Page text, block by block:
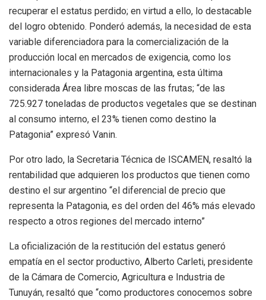
recuperar el estatus perdido; en virtud a ello, lo destacable
del logro obtenido. Ponderó además, la necesidad de esta
variable diferenciadora para la comercialización de la
producción local en mercados de exigencia, como los
internacionales y la Patagonia argentina, esta última
considerada Área libre moscas de las frutas; “de las
725.927 toneladas de productos vegetales que se destinan
al consumo interno, el 23% tienen como destino la
Patagonia” expresó Vanin.
Por otro lado, la Secretaria Técnica de ISCAMEN, resaltó la
rentabilidad que adquieren los productos que tienen como
destino el sur argentino “el diferencial de precio que
representa la Patagonia, es del orden del 46% más elevado
respecto a otros regiones del mercado interno”
La oficialización de la restitución del estatus generó
empatía en el sector productivo, Alberto Carleti, presidente
de la Cámara de Comercio, Agricultura e Industria de
Tunuyán, resaltó que “como productores conocemos sobre